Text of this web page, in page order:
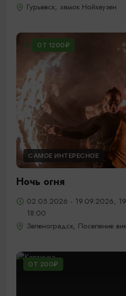
Гурьевск, замок Нойхаузен
ОТ 1200₽
САМОЕ ИНТЕРЕСНОЕ
Ночь огня
02.05.2026 - 19.09.2026,
18:00
Зеленоградск, Поселение
ОТ 200₽